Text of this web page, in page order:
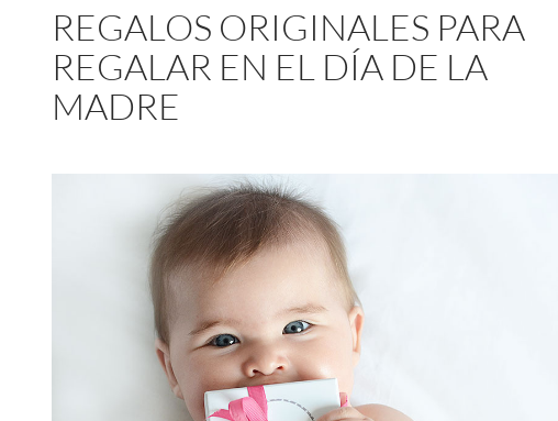
REGALOS ORIGINALES PARA
REGALAR EN EL DÍA DE LA
MADRE